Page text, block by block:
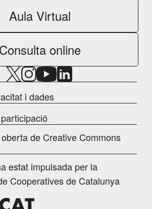
Aula Virtual
Consulta online
i dades
de Creative Commons
estat impulsada per la
Cooperatives de Catalunya